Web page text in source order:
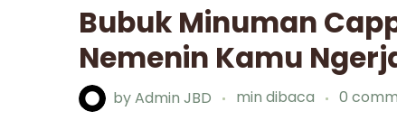
Bubuk Minuman
Nemenin Kamu
byAdmin JBD min dibaca 0